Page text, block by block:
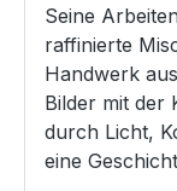
Seine
raffinierte
Handwerk
Bilder mit der
durch Licht,
eine